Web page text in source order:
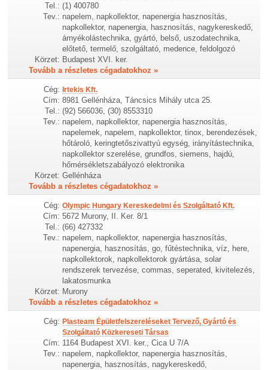
Tel.: (1) 400780
Tev.: napelem, napkollektor, napenergia hasznosítás,
napkollektor, napenergia, hasznosítás, nagykereskedő,
árnyékolástechnika, gyártó, belső, uszodatechnika,
előtető, termelő, szolgáltató, medence, feldolgozó
Körzet: Budapest XVI. ker.
Tovább a részletes cégadatokhoz »
Cég: Irtekis Kft.
Cím: 8981 Gellénháza, Táncsics Mihály utca 25.
Tel.: (92) 566036, (30) 8553310
Tev.: napelem, napkollektor, napenergia hasznosítás,
napelemek, napelem, napkollektor, tinox, berendezések,
hőtároló, keringtetőszivattyú egység, irányítástechnika,
napkollektor szerelése, grundfos, siemens, hajdú,
hőmérsékletszabályozó elektronika
Körzet: Gellénháza
Tovább a részletes cégadatokhoz »
Cég: Olympic Hungary Kereskedelmi és Szolgáltató Kft.
Cím: 5672 Murony, II. Ker. 8/1
Tel.: (66) 427332
Tev.: napelem, napkollektor, napenergia hasznosítás,
napenergia, hasznosítás, go, fűtéstechnika, víz, here,
napkollektorok, napkollektorok gyártása, solar
rendszerek tervezése, commas, seperated, kivitelezés,
lakatosmunka
Körzet: Murony
Tovább a részletes cégadatokhoz »
Cég: Plasteam Épületfelszereléseket Tervező, Gyártó és
Szolgáltató Közkereseti Társas
Cím: 1164 Budapest XVI. ker., Cica U 7/A
Tev.: napelem, napkollektor, napenergia hasznosítás,
napenergia, hasznosítás, nagykereskedő,